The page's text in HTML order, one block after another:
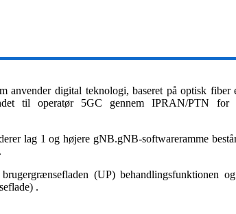
anvender digital teknologi, baseret på optisk
til operatør 5GC gennem IPRAN/PTN
lag 1 og højere gNB.gNB-softwareramme
(UP) behandlingsfunktionen
.